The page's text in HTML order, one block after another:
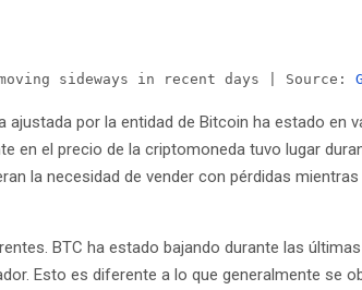
sideways in recent days | Source:
por la entidad de Bitcoin ha estado en
en el precio de la criptomoneda tuvo lugar
la necesidad de vender con pérdidas
BTC ha estado bajando durante las
Esto es diferente a lo que generalmente se